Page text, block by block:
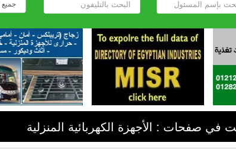
في صفحات : الأجهزة الكهربائية المنزلية